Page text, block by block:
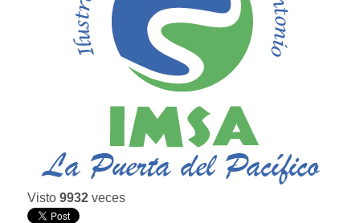
Visto 9932 veces